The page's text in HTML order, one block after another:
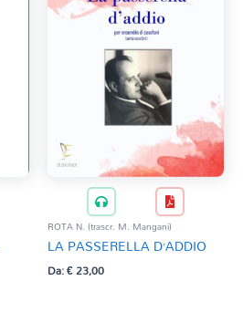
ROTA N. (trascr. M. Mangani)
LA PASSERELLA D’ADDIO
Da:€23,00